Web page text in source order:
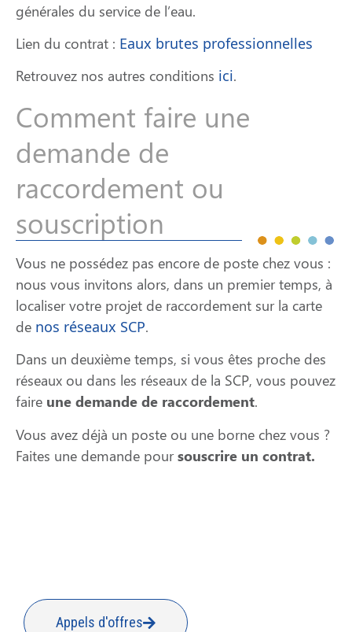
générales du service de l’eau.
Lien du contrat : Eaux brutes professionnelles
Retrouvez nos autres conditions ici.
Comment faire une
demande de
raccordement ou
souscription
Vous ne possédez pas encore de poste chez vous :
nous vous invitons alors, dans un premier temps, à
localiser votre projet de raccordement sur la carte
de nos réseaux SCP.
Dans un deuxième temps, si vous êtes proche des
réseaux ou dans les réseaux de la SCP, vous pouvez
faire une demande de raccordement.
Vous avez déjà un poste ou une borne chez vous ?
Faites une demande poursouscrire un contrat.
Appels d'offres